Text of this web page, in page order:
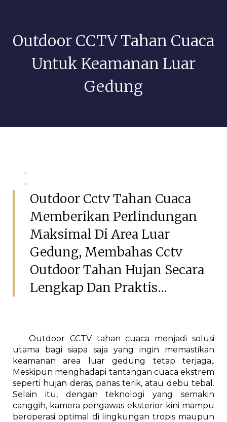
Outdoor CCTV Tahan Cuaca
Untuk Keamanan Luar
Gedung
Outdoor Cctv Tahan Cuaca
Memberikan Perlindungan
Maksimal Di Area Luar
Gedung, Membahas Cctv
Outdoor Tahan Hujan Secara
Lengkap Dan Praktis...
Outdoor CCTV tahan cuaca menjadi solusi
utama bagi siapa saja yang ingin memastikan
keamanan area luar gedung tetap terjaga,.
Meskipun menghadapi tantangan cuaca ekstrem
seperti hujan deras, panas terik, atau debu tebal.
Selain itu, dengan teknologi yang semakin
canggih, kamera pengawas eksterior kini mampu
beroperasi optimal di lingkungan tropis maupun